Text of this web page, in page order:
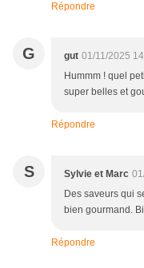
Répondre
G gut 01/11/2025
Hummm ! quel
super belles et
Répondre
S Sylvie et Marc
Des saveurs qui
bien gourmand.
Répondre